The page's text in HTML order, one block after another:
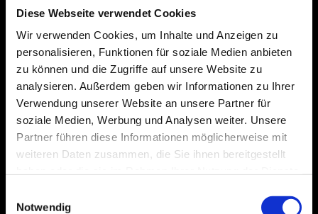
Diese Webseite verwendet Cookies
Wir verwenden Cookies, um Inhalte und Anzeigen zu
personalisieren, Funktionen für soziale Medien anbieten
zu können und die Zugriffe auf unsere Website zu
analysieren. Außerdem geben wir Informationen zu Ihrer
Verwendung unserer Website an unsere Partner für
soziale Medien, Werbung und Analysen weiter. Unsere
Partner führen diese Informationen möglicherweise mit
weiteren Daten zusammen, die Sie ihnen bereitgestellt
Notwendig
Produktionskapazitäten an den Standorten
(Italien) um mehr als 70% zu erweitern.
Die Kapazitätserweiterung umfasst den Bau
von zwei neuen Produktionshallen am SGL
Carbon Standort Meitingen mit einer
Gesamtfläche von rund 8.500 m² und die
Installation von neuen
Produktionsmaschinen. Die Grundsteinlegung
in Meitingen wird im Herbst dieses Jahres
erfolgen.
Am Standort Stezzano werden die